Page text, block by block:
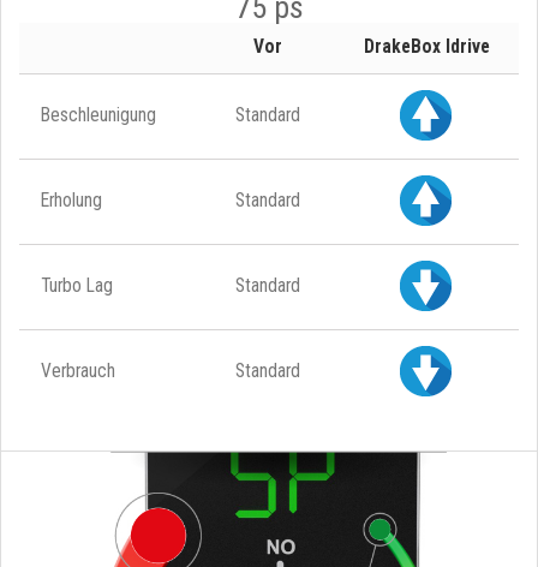
Vor DrakeBox Idrive
Beschleunigung Standard
Erholung Standard
Turbo Lag Standard
Verbrauch Standard